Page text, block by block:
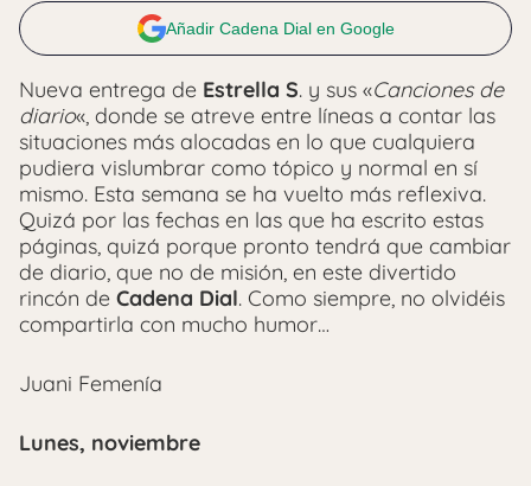
Añadir Cadena Dial en Google
Nueva entrega de Estrella S. y sus «Canciones de
diario«, donde se atreve entre líneas a contar las
situaciones más alocadas en lo que cualquiera
pudiera vislumbrar como tópico y normal en sí
mismo. Esta semana se ha vuelto más reflexiva.
Quizá por las fechas en las que ha escrito estas
páginas, quizá porque pronto tendrá que cambiar
de diario, que no de misión, en este divertido
rincón de Cadena Dial. Como siempre, no olvidéis
compartirla con mucho humor…
Juani Femenía
Lunes, noviembre